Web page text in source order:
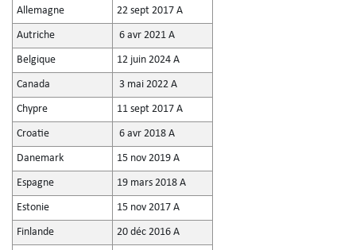
Allemagne 22 sept 2017 A
Autriche 6 avr 2021 A
Belgique 12 juin 2024 A
Canada 3 mai 2022 A
Chypre 11 sept 2017 A
Croatie 6 avr 2018 A
Danemark 15 nov 2019 A
Espagne 19 mars 2018 A
Estonie 15 nov 2017 A
Finlande 20 déc 2016 A